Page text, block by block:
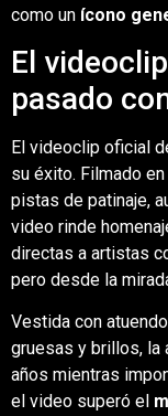
como un ícono
El
pasado
El videoclip oficial
su éxito. Filmado
pistas de patinaje,
video rinde
directas a artistas
pero desde la
Vestida con
gruesas y brillos, la
años mientras
el video superó el